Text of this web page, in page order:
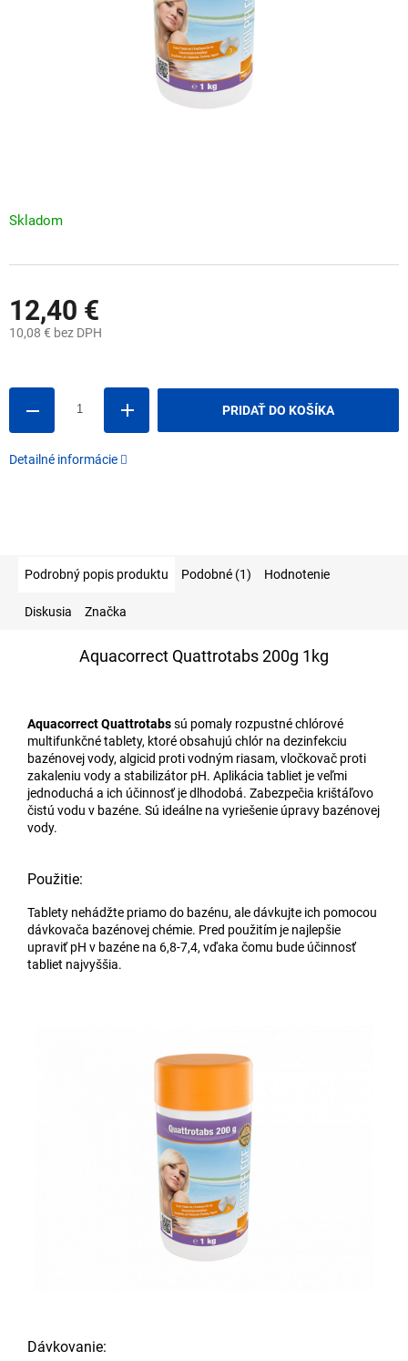
12,40 €
10,08 € bez DPH
Skladom
PRIDAŤ DO KOŠÍKA
Detailné informácie
Podrobný popis produktu Podobné (1) Hodnotenie
Diskusia Značka
Aquacorrect Quattrotabs 200g 1kg
Aquacorrect Quattrotabssú pomaly rozpustné chlórové
multifunkčné tablety, ktoré obsahujú chlór na dezinfekciu
bazénovej vody, algicid proti vodným riasam, vločkovač proti
zakaleniu vody a stabilizátor pH. Aplikácia tabliet je veľmi
jednoduchá a ich účinnosť je dlhodobá. Zabezpečia krištáľovo
čistú vodu v bazéne. Sú ideálne na vyriešenie úpravy bazénovej
vody.
Použitie:
Tablety nehádžte priamo do bazénu, ale dávkujte ich pomocou
dávkovača bazénovej chémie. Pred použitím je najlepšie
upraviť pH v bazéne na 6,8-7,4, vďaka čomu bude účinnosť
tabliet najvyššia.
Dávkovanie: